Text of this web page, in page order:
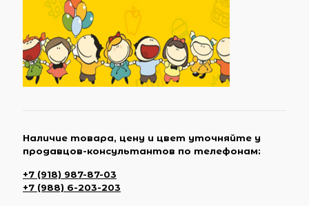
Наличие товара, цену и цвет уточняйте у
продавцов-консультантов по телефонам:
+7 (918) 987-87-03
+7 (988) 6-203-203